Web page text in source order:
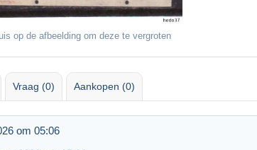
op de afbeelding om deze te vergroten
Vraag (0) Aankopen (0)
om 05:06